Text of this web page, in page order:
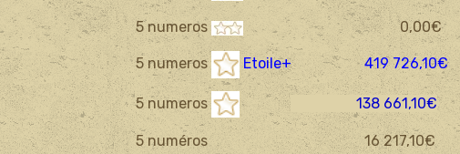
5 numeros
0,00€
5 numeros Etoile+ 419 726,10€
5 numeros 138 661,10€
5 numéros 16 217,10€